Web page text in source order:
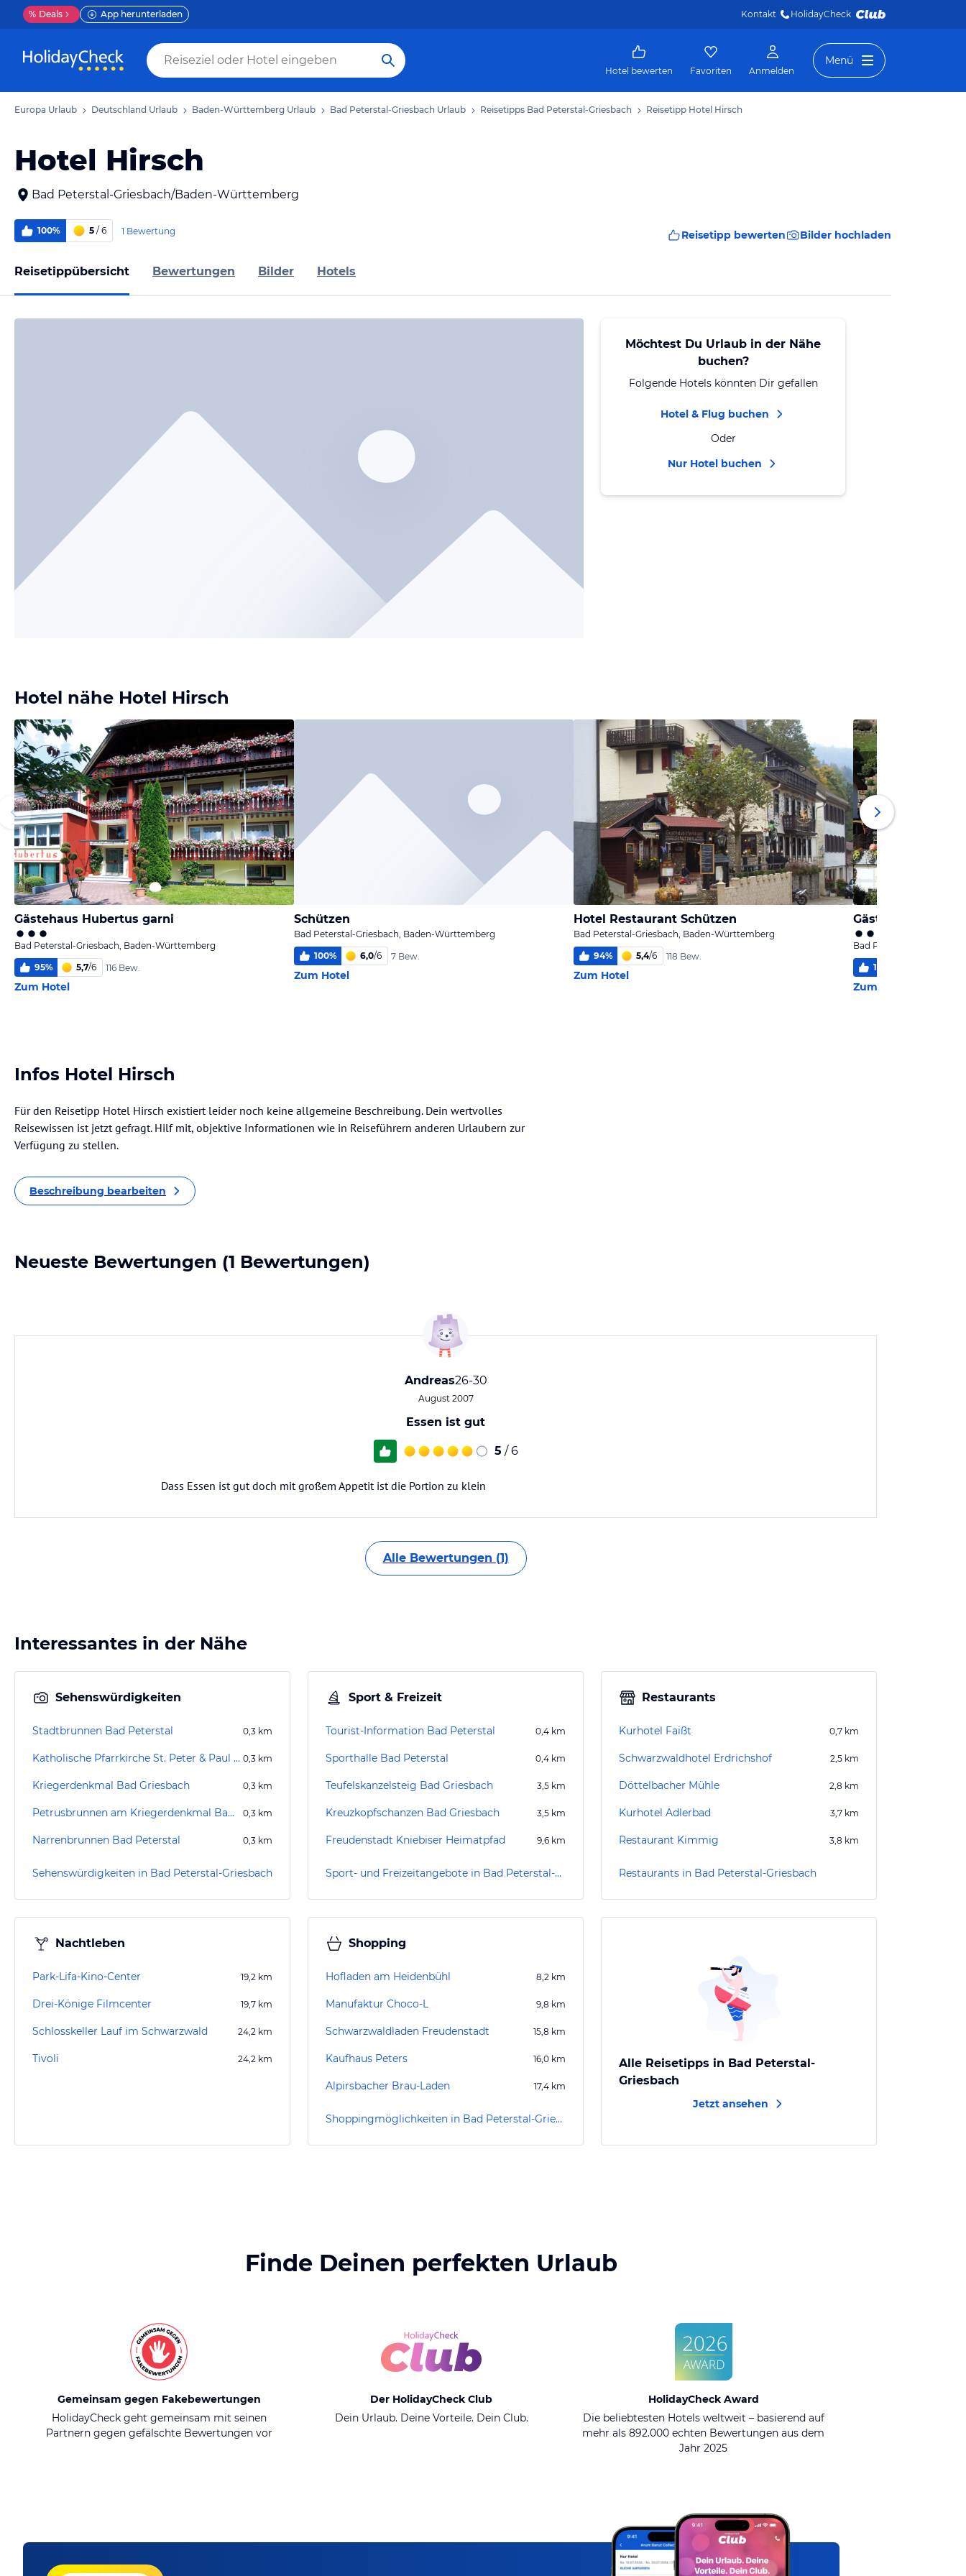
% Deals App herunterladen Kontakt HolidayCheck
Hotel bewerten Favoriten Anmelden
Menü
Europa Urlaub Deutschland Urlaub Baden-Württemberg Urlaub Bad Peterstal-Griesbach Urlaub Reisetipps Bad Peterstal-Griesbach Reisetipp Hotel Hirsch
Hotel Hirsch
Bad Peterstal-Griesbach/Baden-Württemberg
100% 5 / 6 1 Bewertung Reisetipp bewerten Bilder hochladen
Reisetippübersicht Bewertungen Bilder Hotels
Möchtest Du Urlaub in der Nähe
buchen?
Folgende Hotels könnten Dir gefallen
Hotel & Flug buchen
Oder
Nur Hotel buchen
Hotel nähe Hotel Hirsch
Gästehaus Hubertus garni
Bad Peterstal-Griesbach, Baden-Württemberg
95% 5,7/6 116 Bew.
Zum Hotel
Schützen
Bad Peterstal-Griesbach, Baden-Württemberg
100% 6,0/6 7 Bew.
Zum Hotel
Hotel Restaurant Schützen
Bad Peterstal-Griesbach, Baden-Württemberg
94% 5,4/6 118 Bew.
Zum Hotel
Gästehaus Bächle
Bad Peterstal-
100
Zum Hotel
Infos Hotel Hirsch
Für den Reisetipp Hotel Hirsch existiert leider noch keine allgemeine Beschreibung. Dein wertvolles
Reisewissen ist jetzt gefragt. Hilf mit, objektive Informationen wie in Reiseführern anderen Urlaubern zur
Verfügung zu stellen.
Beschreibung bearbeiten
Neueste Bewertungen (1 Bewertungen)
Andreas26-30
August 2007
Essen ist gut
5 / 6
Dass Essen ist gut doch mit großem Appetit ist die Portion zu klein
Alle Bewertungen (1)
Interessantes in der Nähe
Sehenswürdigkeiten
Stadtbrunnen Bad Peterstal 0,3 km
Katholische Pfarrkirche St. Peter & Paul Bad Peterstal 0,3 km
Kriegerdenkmal Bad Griesbach 0,3 km
Petrusbrunnen am Kriegerdenkmal Bad Peterstal 0,3 km
Narrenbrunnen Bad Peterstal 0,3 km
Sehenswürdigkeiten in Bad Peterstal-Griesbach
Sport & Freizeit
Tourist-Information Bad Peterstal 0,4 km
Sporthalle Bad Peterstal 0,4 km
Teufelskanzelsteig Bad Griesbach 3,5 km
Kreuzkopfschanzen Bad Griesbach 3,5 km
Freudenstadt Kniebiser Heimatpfad 9,6 km
Sport- und Freizeitangebote in Bad Peterstal-Griesbach
Restaurants
Kurhotel Faißt 0,7 km
Schwarzwaldhotel Erdrichshof 2,5 km
Döttelbacher Mühle 2,8 km
Kurhotel Adlerbad 3,7 km
Restaurant Kimmig 3,8 km
Restaurants in Bad Peterstal-Griesbach
Nachtleben
Park-Lifa-Kino-Center 19,2 km
Drei-Könige Filmcenter 19,7 km
Schlosskeller Lauf im Schwarzwald 24,2 km
Tivoli 24,2 km
Shopping
Hofladen am Heidenbühl 8,2 km
Manufaktur Choco-L 9,8 km
Schwarzwaldladen Freudenstadt 15,8 km
Kaufhaus Peters 16,0 km
Alpirsbacher Brau-Laden 17,4 km
Shoppingmöglichkeiten in Bad Peterstal-Griesbach
Alle Reisetipps in Bad Peterstal-
Griesbach
Jetzt ansehen
Finde Deinen perfekten Urlaub
Gemeinsam gegen Fakebewertungen
HolidayCheck geht gemeinsam mit seinen
Partnern gegen gefälschte Bewertungen vor
Der HolidayCheck Club
Dein Urlaub. Deine Vorteile. Dein Club.
HolidayCheck Award
Die beliebtesten Hotels weltweit – basierend auf
mehr als 892.000 echten Bewertungen aus dem
Jahr 2025